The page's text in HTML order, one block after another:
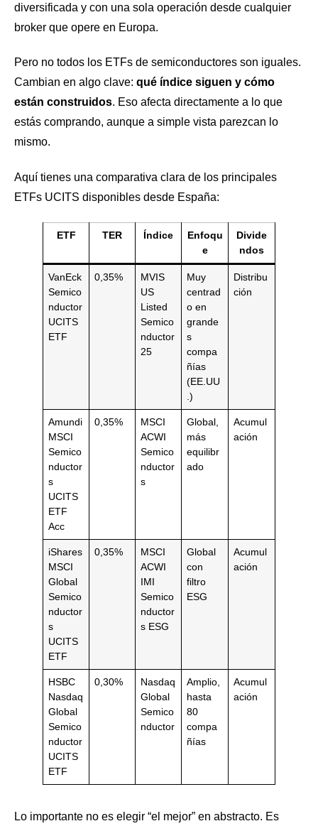
diversificada y con una sola operación desde cualquier
broker que opere en Europa.
Pero no todos los ETFs de semiconductores son iguales.
Cambian en algo clave: qué índice siguen y cómo
están construidos. Eso afecta directamente a lo que
estás comprando, aunque a simple vista parezcan lo
mismo.
Aquí tienes una comparativa clara de los principales
ETFs UCITS disponibles desde España:
ETF TER Índice
Enfoqu
e
Divide
ndos
VanEck
Semico
nductor
UCITS
ETF
0,35%
MVIS
US
Listed
Semico
nductor
25
Muy
centrad
o en
grande
s
compa
ñías
(EE.UU
.)
Distribu
ción
Amundi
MSCI
Semico
nductor
s
UCITS
ETF
Acc
0,35%
MSCI
ACWI
Semico
nductor
s
Global,
más
equilibr
ado
Acumul
ación
iShares
MSCI
Global
Semico
nductor
s
UCITS
ETF
0,35%
MSCI
ACWI
IMI
Semico
nductor
s ESG
Global
con
filtro
ESG
Acumul
ación
HSBC
Nasdaq
Global
Semico
nductor
UCITS
ETF
0,30%
Nasdaq
Global
Semico
nductor
Amplio,
hasta
80
compa
ñías
Acumul
ación
Lo importante no es elegir “el mejor” en abstracto. Es